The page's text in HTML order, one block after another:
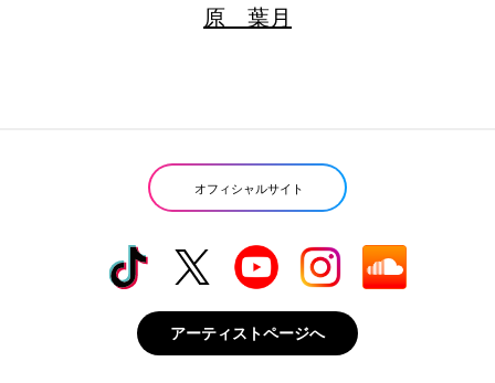
原 葉月
オフィシャルサイト
アーティストページへ